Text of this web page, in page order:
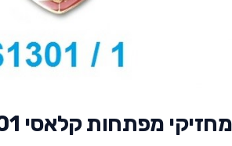
מחזיקי מפתחות קלאסי OS1301